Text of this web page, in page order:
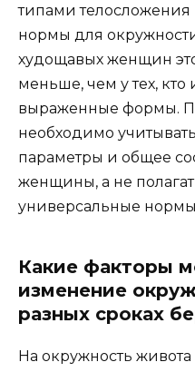
типами телосложения
нормы для
худощавых женщин
меньше, чем у тех, кто
выраженные формы.
необходимо
параметры и общее
женщины, а не
универсальные
Какие факторы
изменение
разных сроках
На окружность